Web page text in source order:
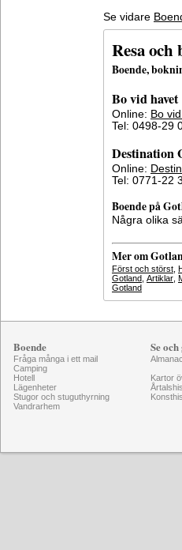
Se vidare
Resa och
Boende,
Bo vid havet
Online: Bo
Tel: 0498-29
Destination
Online:
Tel: 0771-22
Boende på
Några olika
Mer om
Först och störst
Gotland Artiklar
Gotland
Boende
Fråga många i ett mail
Camping
Hotell
Lägenheter
Stugor och stuguthyrning
Vandrarhem
Se
Kartor